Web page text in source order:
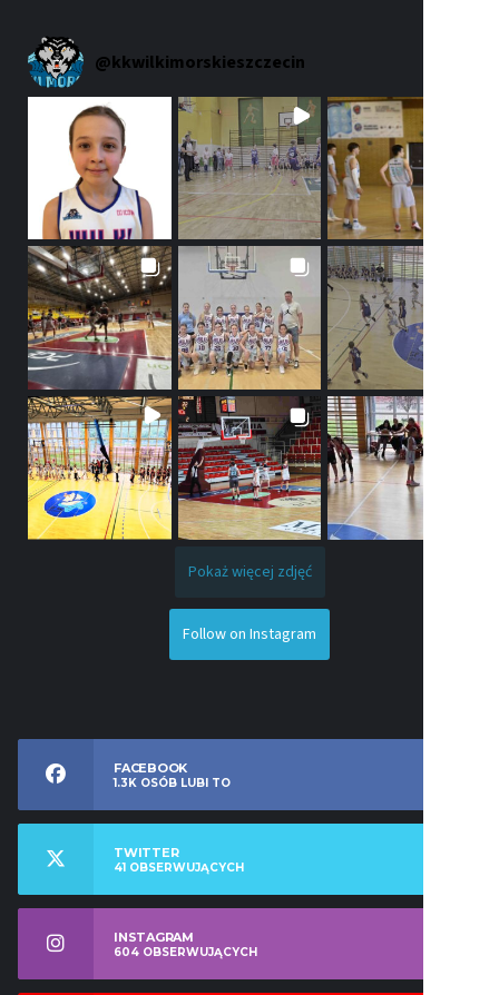
@kkwilkimorskieszczecin
Pokaż więcej zdjęć
Follow on Instagram
FACEBOOK
1.3K OSÓB LUBI TO
TWITTER
41 OBSERWUJĄCYCH
INSTAGRAM
604 OBSERWUJĄCYCH